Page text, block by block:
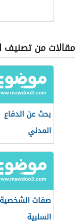
مقالات من تصنيف
بحث عن الدفاع
المدني
صفات الشخصية
السلبية